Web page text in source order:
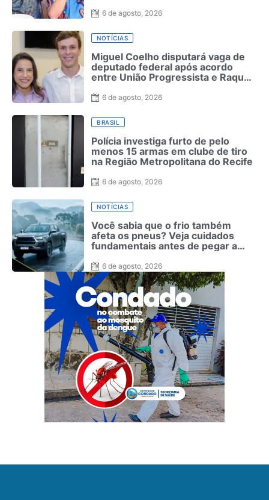
6 de agosto, 2026
NOTÍCIAS
Miguel Coelho disputará vaga de
deputado federal após acordo
entre União Progressista e Raquel
6 de agosto, 2026
BRASIL
Polícia investiga furto de pelo
menos 15 armas em clube de tiro
na Região Metropolitana do Recife
6 de agosto, 2026
NOTÍCIAS
Você sabia que o frio também
afeta os pneus? Veja cuidados
fundamentais antes de pegar a
6 de agosto, 2026